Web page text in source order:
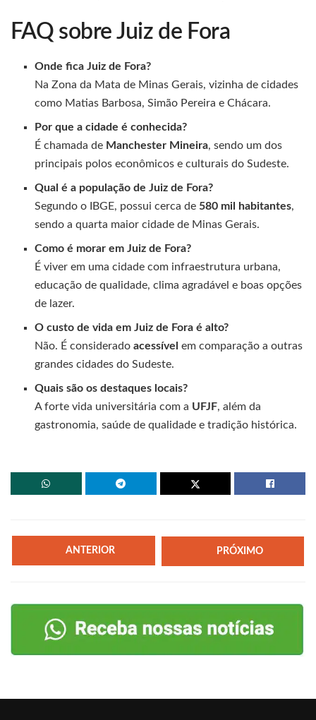
FAQ sobre Juiz de Fora
Onde fica Juiz de Fora?
Na Zona da Mata de Minas Gerais, vizinha de cidades
como Matias Barbosa, Simão Pereira e Chácara.
Por que a cidade é conhecida?
É chamada de Manchester Mineira, sendo um dos
principais polos econômicos e culturais do Sudeste.
Qual é a população de Juiz de Fora?
Segundo o IBGE, possui cerca de 580 mil habitantes,
sendo a quarta maior cidade de Minas Gerais.
Como é morar em Juiz de Fora?
É viver em uma cidade com infraestrutura urbana,
educação de qualidade, clima agradável e boas opções
de lazer.
O custo de vida em Juiz de Fora é alto?
Não. É consideradoacessível em comparação a outras
grandes cidades do Sudeste.
Quais são os destaques locais?
A forte vida universitária com a UFJF, além da
gastronomia, saúde de qualidade e tradição histórica.
ANTERIOR PRÓXIMO